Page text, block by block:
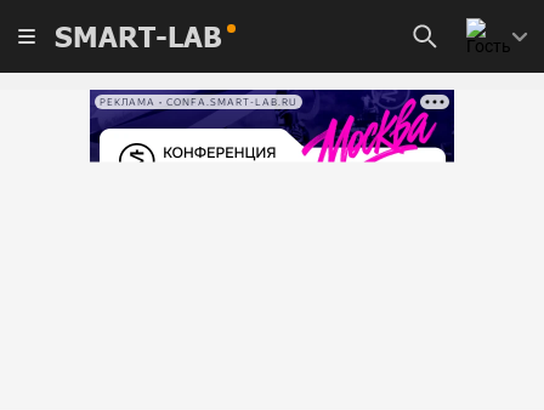
SMART-LAB
РЕКЛАМА • CONFA.SMART-LAB.RU